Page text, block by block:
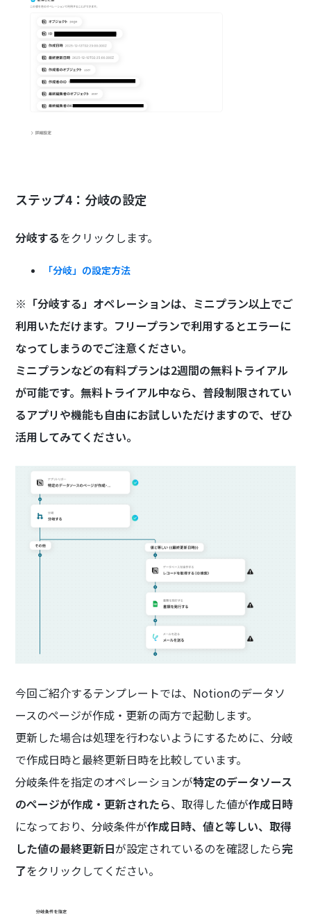
ステップ4：分岐の設定
分岐するをクリックします。
「分岐」の設定方法
※「分岐する」オペレーションは、ミニプラン以上でご
利用いただけます。フリープランで利用するとエラーに
なってしまうのでご注意ください。
ミニプランなどの有料プランは2週間の無料トライアル
が可能です。無料トライアル中なら、普段制限されてい
るアプリや機能も自由にお試しいただけますので、ぜひ
活用してみてください。
今回ご紹介するテンプレートでは、Notionのデータソ
ースのページが作成・更新の両方で起動します。
更新した場合は処理を行わないようにするために、分岐
で作成日時と最終更新日時を比較しています。
分岐条件を指定のオペレーションが特定のデータソース
のページが作成・更新されたら、取得した値が作成日時
になっており、分岐条件が作成日時、値と等しい、取得
した値の最終更新日が設定されているのを確認したら完
了をクリックしてください。